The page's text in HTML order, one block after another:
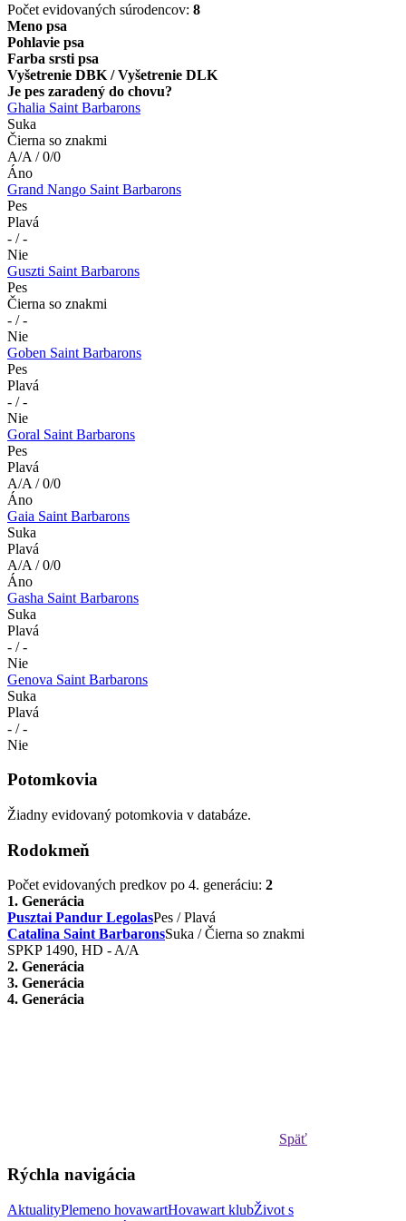
Počet evidovaných súrodencov: 8
Meno psa
Pohlavie psa
Farba srsti psa
Vyšetrenie DBK / Vyšetrenie DLK
Je pes zaradený do chovu?
Ghalia Saint Barbarons
Suka
Čierna so znakmi
A/A / 0/0
Áno
Grand Nango Saint Barbarons
Pes
Plavá
- / -
Nie
Guszti Saint Barbarons
Pes
Čierna so znakmi
- / -
Nie
Goben Saint Barbarons
Pes
Plavá
- / -
Nie
Goral Saint Barbarons
Pes
Plavá
A/A / 0/0
Áno
Gaia Saint Barbarons
Suka
Plavá
A/A / 0/0
Áno
Gasha Saint Barbarons
Suka
Plavá
- / -
Nie
Genova Saint Barbarons
Suka
Plavá
- / -
Nie
Potomkovia
Žiadny evidovaný potomkovia v databáze.
Rodokmeň
Počet evidovaných predkov po 4. generáciu: 2
1. Generácia
Pusztai Pandur LegolasPes / Plavá
Catalina Saint BarbaronsSuka / Čierna so znakmi
SPKP 1490, HD - A/A
2. Generácia
3. Generácia
4. Generácia
Späť
Rýchla navigácia
AktualityPlemeno hovawartHovawart klubŽivot s